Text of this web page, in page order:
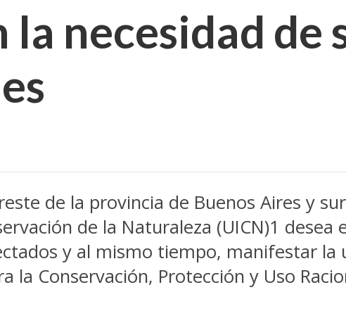
necesidad de
de la provincia de Buenos Aires y
de la Naturaleza (UICN)1 desea
y al mismo tiempo, manifestar la
la Conservación, Protección y Uso